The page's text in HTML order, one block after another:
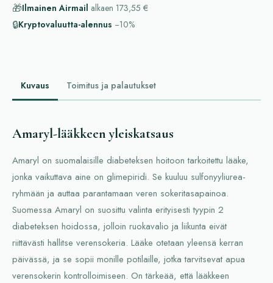
🎁Ilmainen Airmail alkaen 173,55 €
🔒Kryptovaluutta-alennus −10%
Kuvaus Toimitus ja palautukset
Amaryl-lääkkeen yleiskatsaus
Amaryl on suomalaisille diabeteksen hoitoon tarkoitettu lääke,
jonka vaikuttava aine on glimepiridi. Se kuuluu sulfonyyliurea-
ryhmään ja auttaa parantamaan veren sokeritasapainoa.
Suomessa Amaryl on suosittu valinta erityisesti tyypin 2
diabeteksen hoidossa, jolloin ruokavalio ja liikunta eivät
riittävästi hallitse verensokeria. Lääke otetaan yleensä kerran
päivässä, ja se sopii monille potilaille, jotka tarvitsevat apua
verensokerin kontrolloimiseen. On tärkeää, että lääkkeen